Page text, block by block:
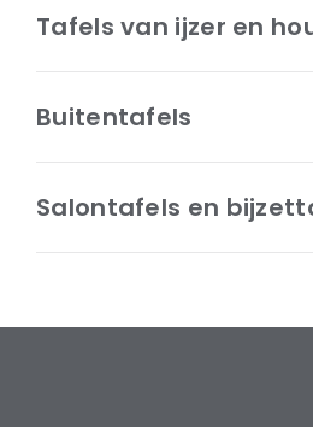
Tafels van ijzer en
Buitentafels
Salontafels en